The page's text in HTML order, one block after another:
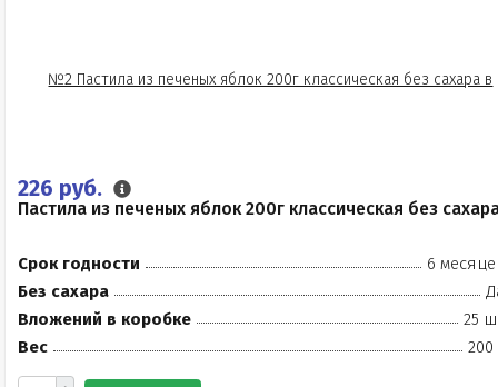
226 руб.
Пастила из печеных яблок 200г классическая без
Срок годности
6
Без сахара
Вложений в коробке
25
Вес
200